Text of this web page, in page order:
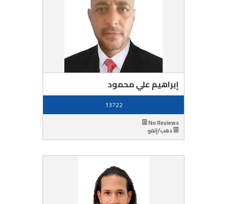
إبراهيم علي محمود
13722
No Reviews
دهب/إنمو